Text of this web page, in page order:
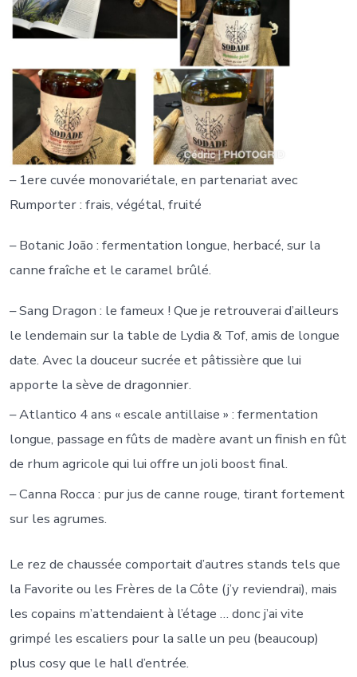
– 1ere cuvée monovariétale, en partenariat avec
Rumporter : frais, végétal, fruité
– Botanic João : fermentation longue, herbacé, sur la
canne fraîche et le caramel brûlé.
– Sang Dragon : le fameux ! Que je retrouverai d’ailleurs
le lendemain sur la table de Lydia & Tof, amis de longue
date. Avec la douceur sucrée et pâtissière que lui
apporte la sève de dragonnier.
– Atlantico 4 ans « escale antillaise » : fermentation
longue, passage en fûts de madère avant un finish en fût
de rhum agricole qui lui offre un joli boost final.
– Canna Rocca : pur jus de canne rouge, tirant fortement
sur les agrumes.
Le rez de chaussée comportait d’autres stands tels que
la Favorite ou les Frères de la Côte (j’y reviendrai), mais
les copains m’attendaient à l’étage … donc j’ai vite
grimpé les escaliers pour la salle un peu (beaucoup)
plus cosy que le hall d’entrée.